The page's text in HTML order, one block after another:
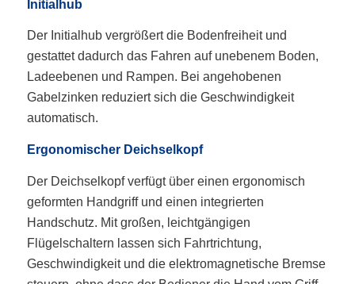
Initialhub
Der Initialhub vergrößert die Bodenfreiheit und
gestattet dadurch das Fahren auf unebenem Boden,
Ladeebenen und Rampen. Bei angehobenen
Gabelzinken reduziert sich die Geschwindigkeit
automatisch.
Ergonomischer Deichselkopf
Der Deichselkopf verfügt über einen ergonomisch
geformten Handgriff und einen integrierten
Handschutz. Mit großen, leichtgängigen
Flügelschaltern lassen sich Fahrtrichtung,
Geschwindigkeit und die elektromagnetische Bremse